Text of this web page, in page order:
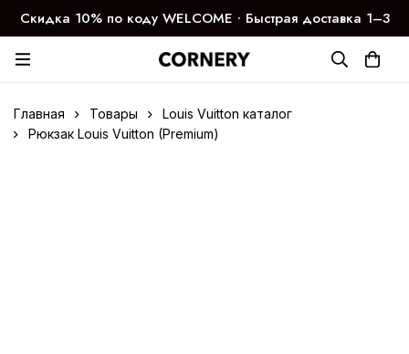
Скидка 10% по коду WELCOME ∙ Быстрая доставка 1–3
дня
Главная Товары
Louis Vuitton каталог
Рюкзак Louis Vuitton (Premium)